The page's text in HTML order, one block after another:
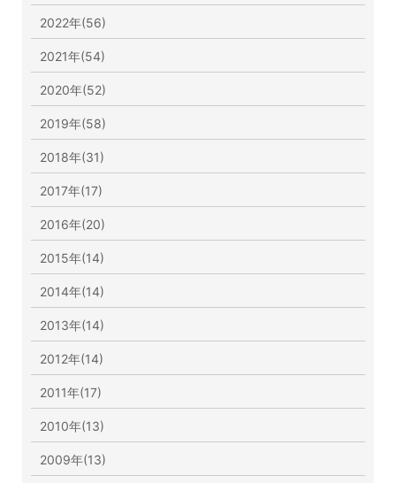
2022年(56)
2021年(54)
2020年(52)
2019年(58)
2018年(31)
2017年(17)
2016年(20)
2015年(14)
2014年(14)
2013年(14)
2012年(14)
2011年(17)
2010年(13)
2009年(13)